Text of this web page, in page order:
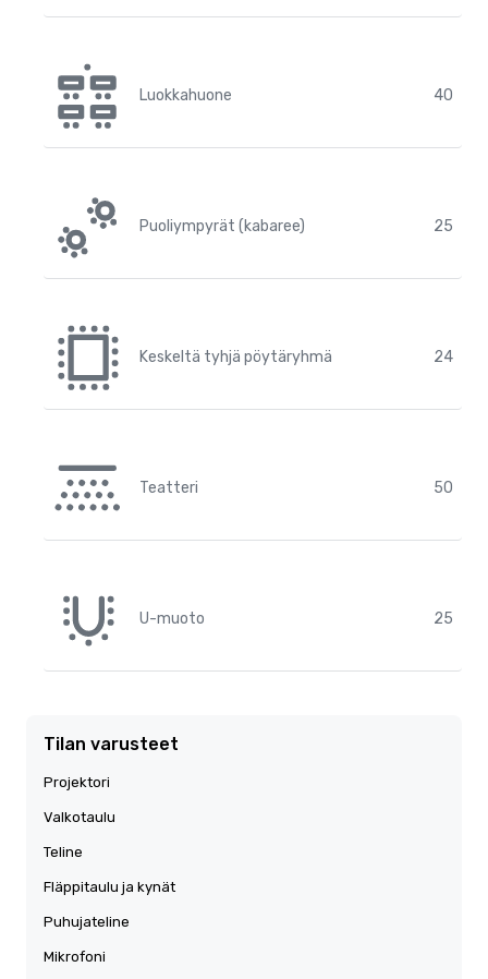
Luokkahuone 40
Puoliympyrät (kabaree) 25
Keskeltä tyhjä pöytäryhmä 24
Teatteri 50
U-muoto 25
Tilan varusteet
Projektori
Valkotaulu
Teline
Fläppitaulu ja kynät
Puhujateline
Mikrofoni